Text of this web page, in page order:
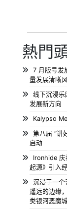
熱門
7 月版号发
量发展清晰
线下沉浸乐
发展新方向
Kalypso
第八届 “讲
启动
Ironhide 庆
起源》引入
沉浸于一个
遥远的边缘
类银河恶魔